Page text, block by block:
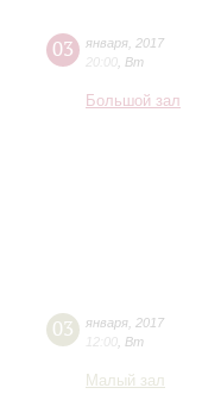
03 января 2017
20:00 Вт
Большой зал
03 января 2017
12:00 Вт
Малый зал